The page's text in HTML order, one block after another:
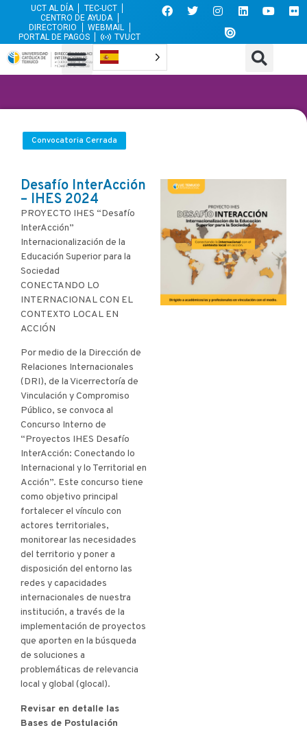
UCT AL DÍA
TEC-UCT
CENTRO DE AYUDA
DIRECTORIO
WEBMAIL
PORTAL DE PAGOS
TVUCT
Convocatoria Cerrada
Desafío InterAcción
– IHES 2024
PROYECTO IHES “Desafío
InterAcción”
Internacionalización de la
Educación Superior para la
Sociedad
CONECTANDO LO
INTERNACIONAL CON EL
CONTEXTO LOCAL EN
ACCIÓN
Por medio de la Dirección de
Relaciones Internacionales
(DRI), de la Vicerrectoría de
Vinculación y Compromiso
Público, se convoca al
Concurso Interno de
“Proyectos IHES Desafío
InterAcción: Conectando lo
Internacional y lo Territorial en
Acción”. Este concurso tiene
como objetivo principal
fortalecer el vínculo con
actores territoriales,
monitorear las necesidades
del territorio y poner a
disposición del entorno las
redes y capacidades
internacionales de nuestra
institución, a través de la
implementación de proyectos
que aporten en la búsqueda
de soluciones a
problemáticas de relevancia
local y global (glocal).
Revisar en detalle las
Bases de Postulación